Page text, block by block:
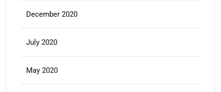
December 2020
July 2020
May 2020